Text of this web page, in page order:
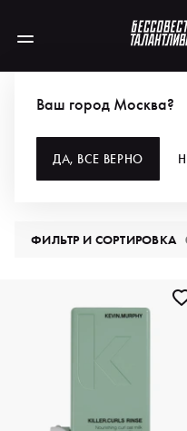
Ваш город Москва?
ДА, ВСЕ ВЕРНО
ФИЛЬТР И СОРТИРОВКА